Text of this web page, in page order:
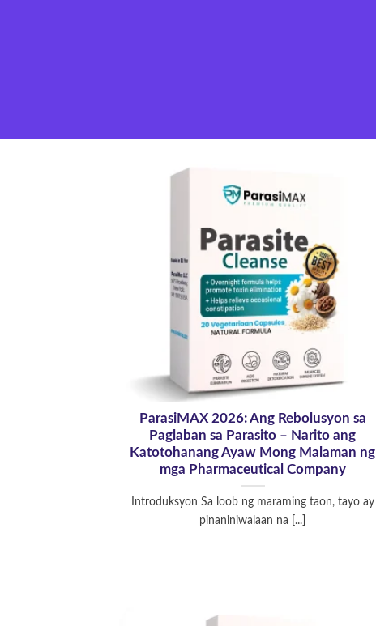
ParasiMAX 2026: Ang Rebolusyon sa
Paglaban sa Parasito – Narito ang
Katotohanang Ayaw Mong Malaman ng
mga Pharmaceutical Company
Introduksyon Sa loob ng maraming taon, tayo ay
pinaniniwalaan na [...]